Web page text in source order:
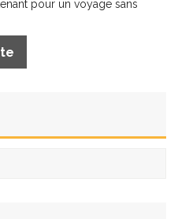
pour un voyage sans